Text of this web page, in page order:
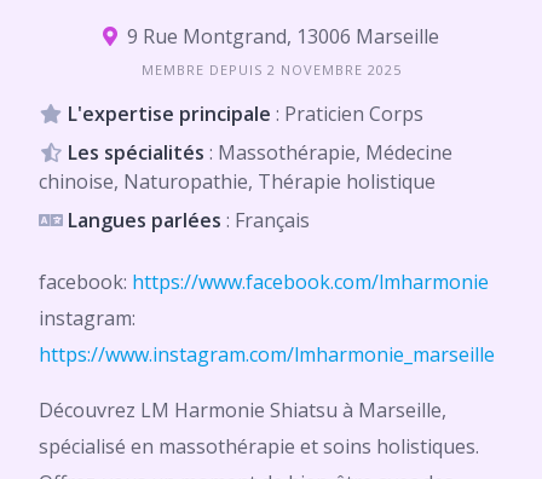
9 Rue Montgrand, 13006 Marseille
MEMBRE DEPUIS 2 NOVEMBRE 2025
L'expertise principale : Praticien Corps
Les spécialités : Massothérapie, Médecine
chinoise, Naturopathie, Thérapie holistique
Langues parlées : Français
facebook: https://www.facebook.com/lmharmonie
instagram:
https://www.instagram.com/lmharmonie_marseille
Découvrez LM Harmonie Shiatsu à Marseille,
spécialisé en massothérapie et soins holistiques.